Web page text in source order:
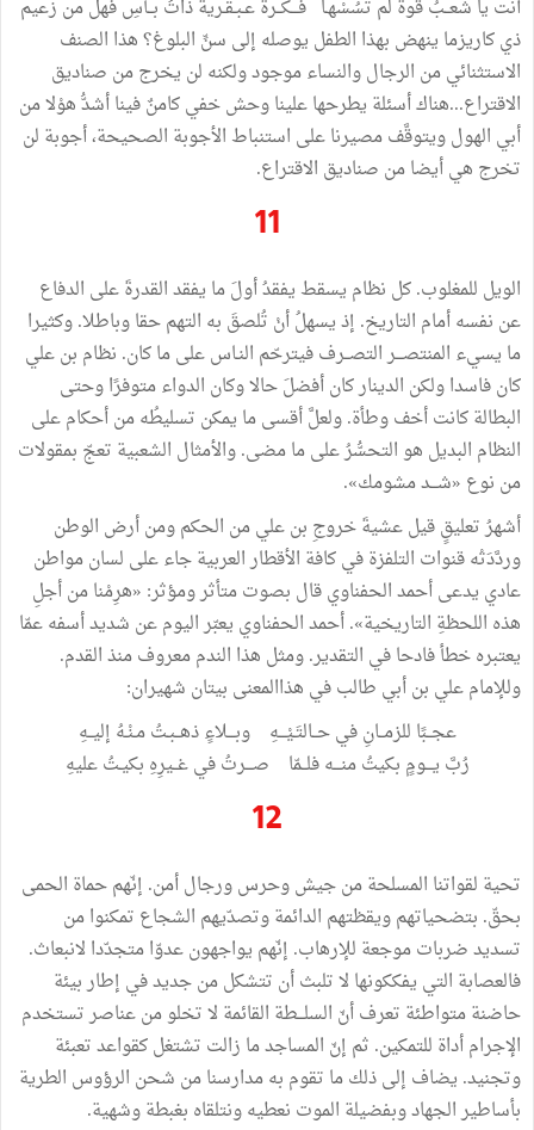
أنت يا شعــبُ قوةٌ لم تسُسْهـا فـــكــرةٌ عـبـقـريةٌ ذاتُ بــأسِ فهل من زعيم
ذي كاريزما ينهض بهذا الطفل يوصله إلى سنِّ البلوغ؟ هذا الصنف
الاستثنائي من الرجال والنساء موجود ولكنه لن يخرج من صناديق
الاقتراع...هناك أسئلة يطرحها علينا وحش خفي كامنٌ فينا أشدُّ هوْلا من
أبي الهول ويتوقَّف مصيرنا على استنباط الأجوبة الصحيحة، أجوبة لن
تخرج هي أيضا من صناديق الاقتراع.
11
الويل للمغلوب. كل نظام يسقط يفقدُ أولَ ما يفقد القدرةَ على الدفاع
عن نفسه أمام التاريخ. إذ يسهلُ أنْ تُلصقَ به التهم حقا وباطلا. وكثيرا
ما يسيء المنتصـــر التصــرف فيترحّم النـاس على ما كان. نظام بن علي
كان فاسدا ولكن الدينار كان أفضلَ حالا وكان الدواء متوفرًا وحتى
البطالة كانت أخف وطأة. ولعلَّ أقسى ما يمكن تسليطُه من أحكام على
النظام البديل هو التحسُّرُ على ما مضى. والأمثال الشعبية تعجّ بمقولات
من نوع «شـــد مشومك».
أشهرُ تعليقٍ قيل عشيةَ خروجِ بن علي من الحكم ومن أرض الوطن
وردَّدَتْه قنوات التلفزة في كافة الأقطار العربية جاء على لسان مواطن
عادي يدعى أحمد الحفناوي قال بصوت متأثر ومؤثر: «هرِمْنا من أجلِ
هذه اللحظةِ التاريخية». أحمد الحفناوي يعبّر اليوم عن شديد أسفه عمّا
يعتبره خطأ فادحا في التقدير. ومثل هذا الندم معروف منذ القدم.
وللإمام علي بن أبي طالب في هذاالمعنى بيتان شهيران:
عجــبًا للزمــانِ في حــالتَـيْـــهِ وبـــلاءٍ ذهــبـتُ مـنْـهُ إليــهِ
رُبَّ يـــومٍ بكيتُ منـــه فلــمّا صـــرتُ في غــيرِهِ بكيـتُ عليهِ
12
تحية لقواتنا المسلحة من جيش وحرس ورجال أمن. إنّهم حماة الحمى
بحقّ. بتضحياتهم ويقظتهم الدائمة وتصدّيهم الشجاع تمكنوا من
تسديد ضربات موجعة للإرهاب. إنّهم يواجهون عدوّا متجدّدا لانبعاث.
فالعصابة التي يفككونها لا تلبث أن تتشكل من جديد في إطار بيئة
حاضنة متواطئة تعرف أنّ السلـــطة القائمة لا تخلو من عناصر تستخدم
الإجرام أداة للتمكين. ثم إنّ المساجد ما زالت تشتغل كقواعد تعبئة
وتجنيد. يضاف إلى ذلك ما تقوم به مدارسنا من شحن الرؤوس الطرية
بأساطير الجهاد وبفضيلة الموت نعطيه ونتلقاه بغبطة وشهية.